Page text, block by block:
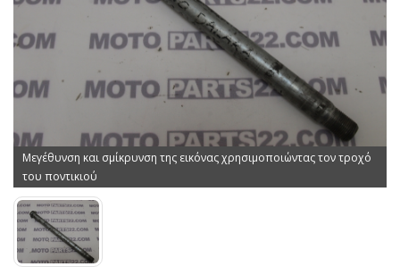
Μεγέθυνση και σμίκρυνση της εικόνας χρησιμοποιώντας τον τροχό
του ποντικιού